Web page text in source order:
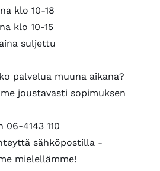
klo 10-18
klo 10-15
suljettu
palvelua muuna aikana?
joustavasti sopimuksen
06-4143 110
sähköpostilla -
mielellämme!